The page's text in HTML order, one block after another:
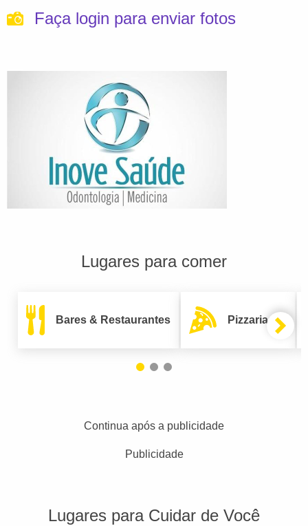
Faça login para enviar fotos
Lugares para comer
Bares & Restaurantes Pizzarias
Continua após a publicidade
Publicidade
Lugares para Cuidar de Você